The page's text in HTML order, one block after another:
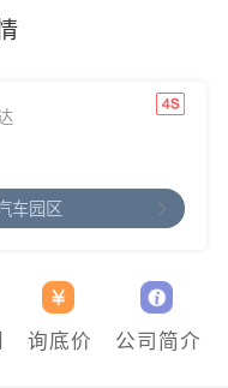
车园区
询底价 公司简介